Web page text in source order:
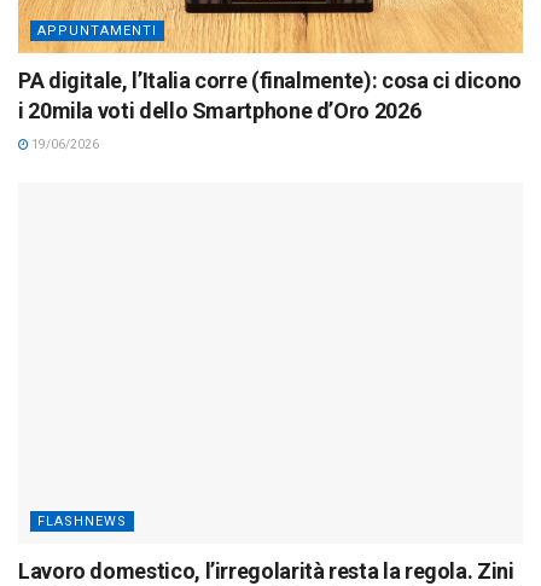
APPUNTAMENTI
PA digitale, l’Italia corre (finalmente): cosa ci dicono
i 20mila voti dello Smartphone d’Oro 2026
19/06/2026
FLASHNEWS
Lavoro domestico, l’irregolarità resta la regola. Zini